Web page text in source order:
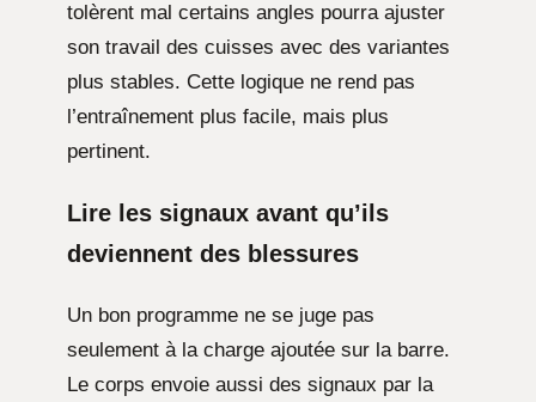
tolèrent mal certains angles pourra ajuster
son travail des cuisses avec des variantes
plus stables. Cette logique ne rend pas
l’entraînement plus facile, mais plus
pertinent.
Lire les signaux avant qu’ils
deviennent des blessures
Un bon programme ne se juge pas
seulement à la charge ajoutée sur la barre.
Le corps envoie aussi des signaux par la